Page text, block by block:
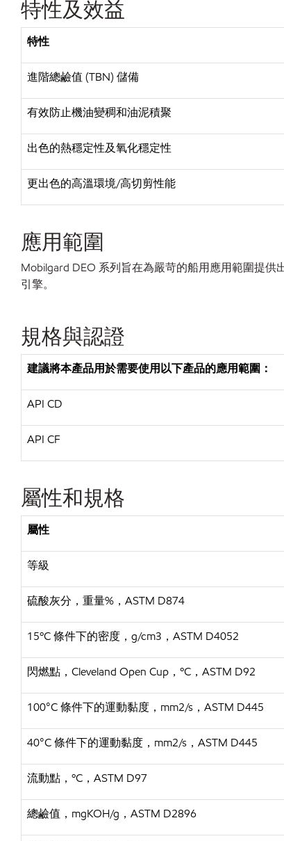
特性及效益
特性
進階總鹼值 (TBN) 儲備
有效防止機油變稠和油泥積聚
出色的熱穩定性及氧化穩定性
更出色的高溫環境/高切剪性能
應用範圍
Mobilgard DEO 系列旨在為嚴苛的船用應用範圍提供
引擎。
規格與認證
建議將本產品用於需要使用以下產品的應用範圍：
API CD
API CF
屬性和規格
屬性
等級
硫酸灰分，重量%，ASTM D874
15ºC 條件下的密度，g/cm3，ASTM D4052
閃燃點， Cleveland Open Cup，ºC，ASTM D92
100°C 條件下的運動黏度，mm2/s，ASTM D445
40°C 條件下的運動黏度，mm2/s，ASTM D445
流動點， ºC，ASTM D97
總鹼值， mgKOH/g，ASTM D2896